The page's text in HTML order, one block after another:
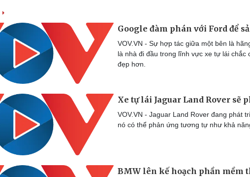
Google đàm phán với Ford để
VOV.VN - Sự hợp tác giữa một bên là
là nhà đi đầu trong lĩnh vực xe tự lái
đẹp hơn.
Xe tự lái Jaguar Land Rover sẽ
VOV.VN - Jaguar Land Rover đang phát
nó có thể phản ứng tương tự như khả
BMW lên kế hoạch phần mềm